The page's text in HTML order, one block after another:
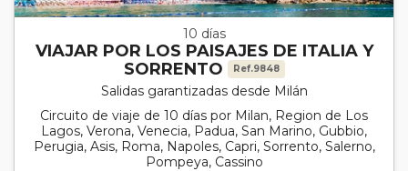
10 días
VIAJAR POR LOS PAISAJES DE ITALIA Y
SORRENTO
Ref.9848
Salidas garantizadas desde Milán
Circuito de viaje de 10 días por Milan, Region de Los
Lagos, Verona, Venecia, Padua, San Marino, Gubbio,
Perugia, Asis, Roma, Napoles, Capri, Sorrento, Salerno,
Pompeya, Cassino